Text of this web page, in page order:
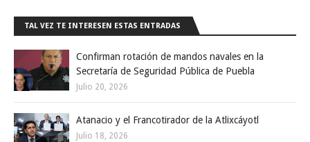
TAL VEZ TE INTERESEN ESTAS ENTRADAS
Confirman rotación de mandos navales en la
Secretaría de Seguridad Pública de Puebla
Julio 20, 2026
Atanacio y el Francotirador de la Atlixcáyotl
Julio 18, 2026